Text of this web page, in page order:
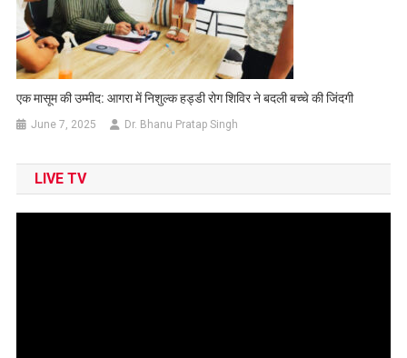
एक मासूम की उम्मीद: आगरा में निशुल्क हड्डी रोग शिविर ने बदली बच्चे की जिंदगी
June 7, 2025 Dr. Bhanu Pratap Singh
LIVE TV